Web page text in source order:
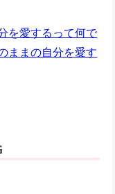
を愛するって何で
ままの自分を愛す